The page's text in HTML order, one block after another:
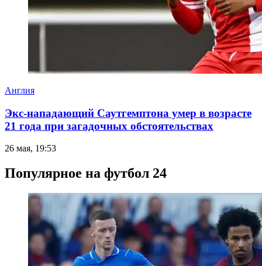
Англия
Экс-нападающий Саутгемптона умер в возрасте
21 года при загадочных обстоятельствах
26 мая, 19:53
Популярное на футбол 24